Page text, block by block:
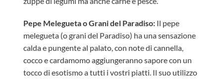
Pepe Melegueta o Grani del Paradiso: Il pepe
melegueta (o grani del Paradiso) ha una sensazione
calda e pungente al palato, con note di cannella,
cocco e cardamomo aggiungeranno sapore con un
tocco di esotismo a tutti i vostri piatti. Il suo utilizzo